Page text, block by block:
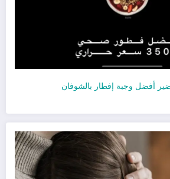
أفضل وجبة إفطار بالشوفان